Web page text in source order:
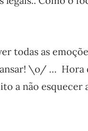
todas as
\o/ … Hora
a não esquecer